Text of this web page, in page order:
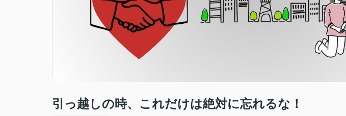
引っ越しの時、これだけは絶対に忘れるな！